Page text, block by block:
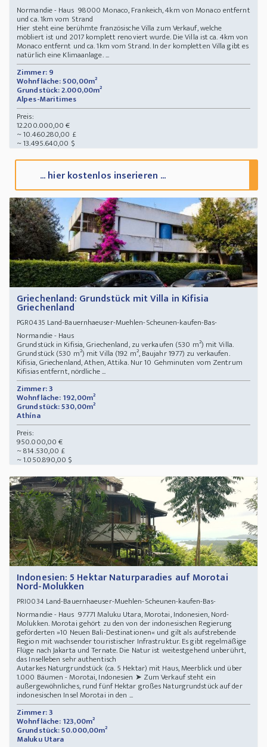
Normandie - Haus 98000 Monaco, Frankeich, 4km von Monaco entfernt
und ca. 1km vom Strand
Hier steht eine berühmte französische Villa zum Verkauf, welche
möbliert ist und 2017 komplett renoviert wurde. Die Villa ist ca. 4km von
Monaco entfernt und ca. 1km vom Strand. In der kompletten Villa gibt es
natürlich eine Klimaanlage. ...
Zimmer: 9
Wohnfläche: 500,00m²
Grundstück: 2.000,00m²
Alpes-Maritimes
Preis:
12.200.000,00 €
~ 10.460.280,00 £
~ 13.495.640,00 $
... hier kostenlos inserieren ...
Griechenland: Grundstück mit Villa in Kifisia
Griechenland
PGR0435 Land-Bauernhaeuser-Muehlen-Scheunen-kaufen-Bas-
Normandie - Haus
Grundstück in Kifisia, Griechenland, zu verkaufen (530 m²) mit Villa.
Grundstück (530 m²) mit Villa (192 m², Baujahr 1977) zu verkaufen.
Kifisia, Griechenland, Athen, Attika. Nur 10 Gehminuten vom Zentrum
Kifisias entfernt, nördliche ...
Zimmer: 3
Wohnfläche: 192,00m²
Grundstück: 530,00m²
Athína
Preis:
950.000,00 €
~ 814.530,00 £
~ 1.050.890,00 $
Indonesien: 5 Hektar Naturparadies auf Morotai
Nord-Molukken
PRI0034Land-Bauernhaeuser-Muehlen-Scheunen-kaufen-Bas-
Normandie - Haus 97771 Maluku Utara, Morotai, Indonesien, Nord-
Molukken. Morotai gehört zu den von der indonesischen Regierung
geförderten »10 Neuen Bali-Destinationen« und gilt als aufstrebende
Region mit wachsender touristischer Infrastruktur. Es gibt regelmäßige
Flüge nach Jakarta und Ternate. Die Natur ist weitestgehend unberührt,
das Inselleben sehr authentisch
Autarkes Naturgrundstück (ca. 5 Hektar) mit Haus, Meerblick und über
1.000 Bäumen - Morotai, Indonesien ➤ Zum Verkauf steht ein
außergewöhnliches, rund fünf Hektar großes Naturgrundstück auf der
indonesischen Insel Morotai in den ...
Zimmer: 3
Wohnfläche: 123,00m²
Grundstück: 50.000,00m²
Maluku Utara